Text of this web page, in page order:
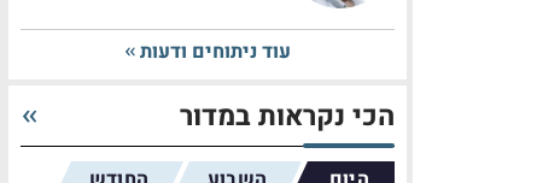
עוד ניתוחים ודעות
הכי נקראות במדור